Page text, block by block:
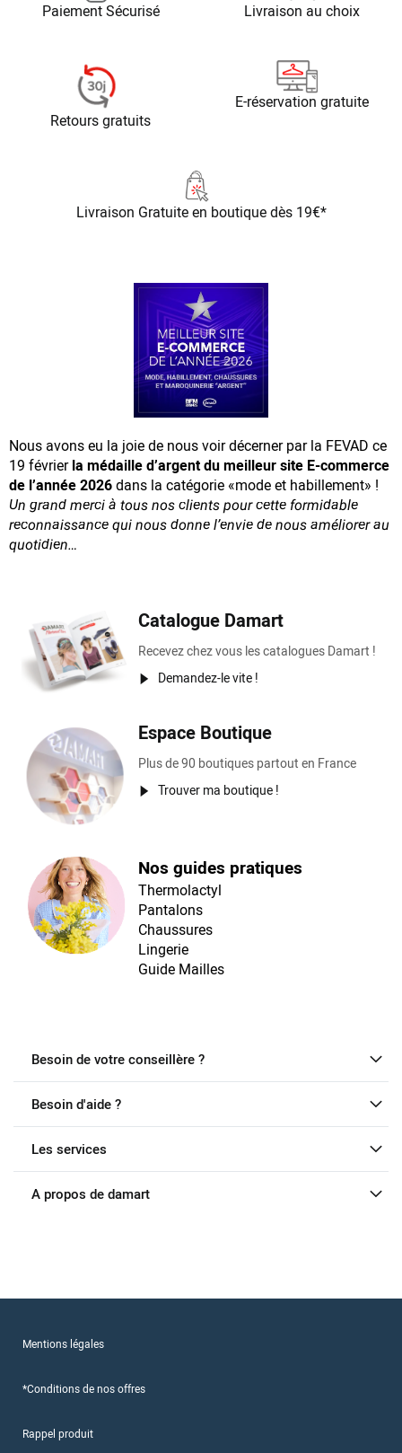
Paiement Sécurisé Livraison au choix
Retours gratuits
E-réservation gratuite
Livraison Gratuiteen boutique dès 19€*
Nous avons eu la joie de nous voir décerner par la FEVAD ce
19 févrierla médaille d’argent du meilleur site E-commerce
de l’année 2026dans la catégorie «mode et habillement» !
Un grand merci à tous nos clients pour cette formidable
reconnaissancequi nous donne l’envie de nous améliorer au
quotidien…
Catalogue Damart
Recevez chez vous les catalogues Damart !
Demandez-le vite !
Espace Boutique
Plus de 90 boutiques partout en France
Trouver ma boutique !
Nos guides pratiques
Thermolactyl
Pantalons
Chaussures
Lingerie
Guide Mailles
Besoin de votre conseillère ?
Besoin d'aide ?
Les services
A propos de damart
Mentions légales
*Conditions de nos offres
Rappel produit